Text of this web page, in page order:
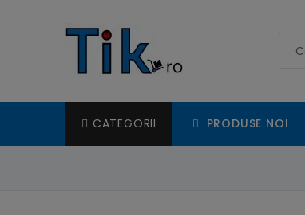
CATEGORII PRODUSE NOI